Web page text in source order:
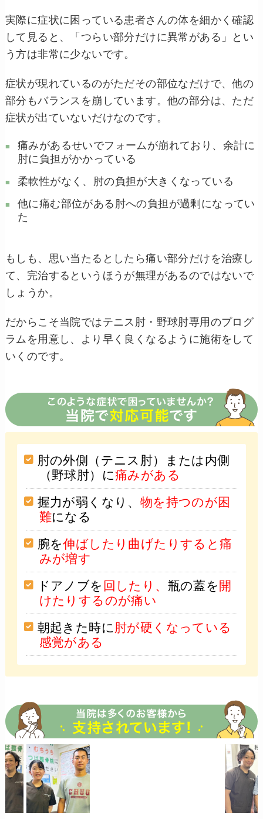
実際に症状に困っている患者さんの体を細かく確認
して見ると、「つらい部分だけに異常がある」とい
う方は非常に少ないです。
症状が現れているのがただその部位なだけで、他の
部分もバランスを崩しています。他の部分は、ただ
症状が出ていないだけなのです。
痛みがあるせいでフォームが崩れており、余計に
肘に負担がかかっている
柔軟性がなく、肘の負担が大きくなっている
他に痛む部位がある肘への負担が過剰になってい
た
もしも、思い当たるとしたら痛い部分だけを治療し
て、完治するというほうが無理があるのではないで
しょうか。
だからこそ当院ではテニス肘・野球肘専用のプログ
ラムを用意し、より早く良くなるように施術をして
いくのです。
肘の外側（テニス肘）または内側
（野球肘）に痛みがある
握力が弱くなり、 物を持つのが困
難になる
腕を伸ばしたり曲げたりすると痛
みが増す
ドアノブを 回したり、 瓶の蓋を 開
けたりするのが痛い
朝起きた時に 肘が硬くなっている
感覚がある